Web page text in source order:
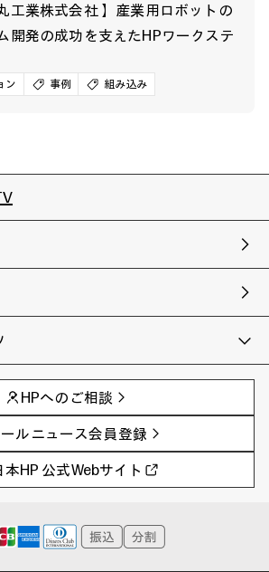
工業株式会社 】産業用ロボットの
開発の成功を支えたHPワークステ
ン 事例 組み込み
ー
事例
イベントレポート
AI PC
AIワークステーション
Poly
WXP（DEXツール）
タグ一覧
HPへのご相談
ールニュース会員登録
本HP 公式Webサイト